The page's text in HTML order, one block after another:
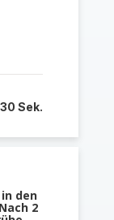
30 Sek.
den
2